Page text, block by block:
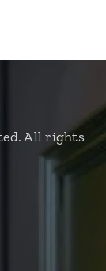
All rights